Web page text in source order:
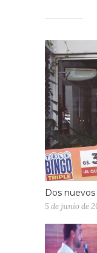
Dos
5 de junio de